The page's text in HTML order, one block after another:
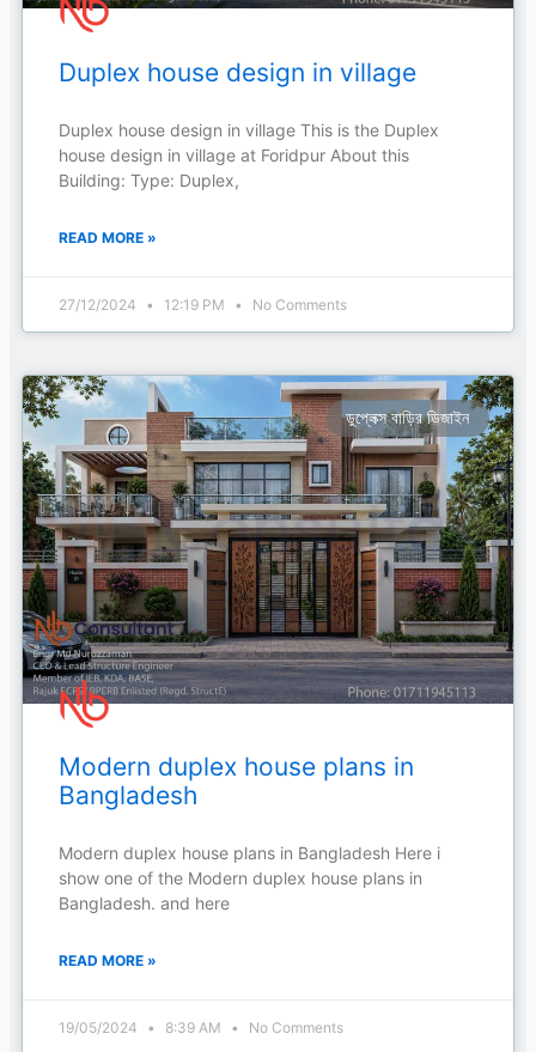
Duplex house design in village
Duplex house design in village This is the Duplex
house design in village at Foridpur About this
Building: Type: Duplex,
READ MORE »
27/12/2024 12:19 PM No Comments
ডুপ্লেক্স বাড়ির ডিজাইন
Modern duplex house plans in
Bangladesh
Modern duplex house plans in Bangladesh Here i
show one of the Modern duplex house plans in
Bangladesh. and here
READ MORE »
19/05/2024 8:39 AM No Comments